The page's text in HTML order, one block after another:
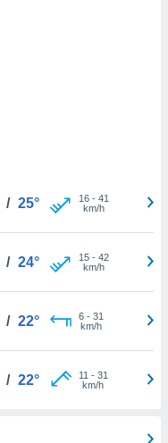
/ 25° 16- 41
km/h
/ 24° 15- 42
km/h
/ 22° 6- 31
km/h
/ 22° 11 - 31
km/h